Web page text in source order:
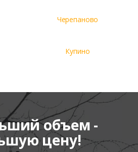
Черепаново
Купино
объем -
цену!